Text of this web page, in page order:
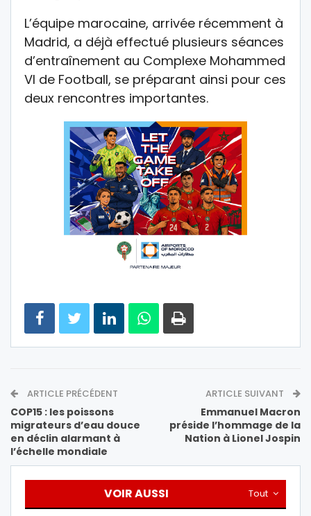
L’équipe marocaine, arrivée récemment à
Madrid, a déjà effectué plusieurs séances
d’entraînement au Complexe Mohammed
VI de Football, se préparant ainsi pour ces
deux rencontres importantes.
ARTICLE PRÉCÉDENT
COP15 : les poissons
migrateurs d’eau douce
en déclin alarmant à
l’échelle mondiale
ARTICLE SUIVANT
Emmanuel Macron
préside l’hommage de la
Nation à Lionel Jospin
Tout
VOIR AUSSI